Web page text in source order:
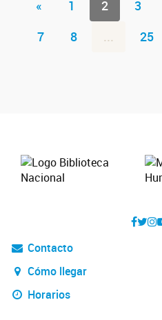
« 1 2 3
7
8 ... 25
Contacto
Cómo llegar
Horarios